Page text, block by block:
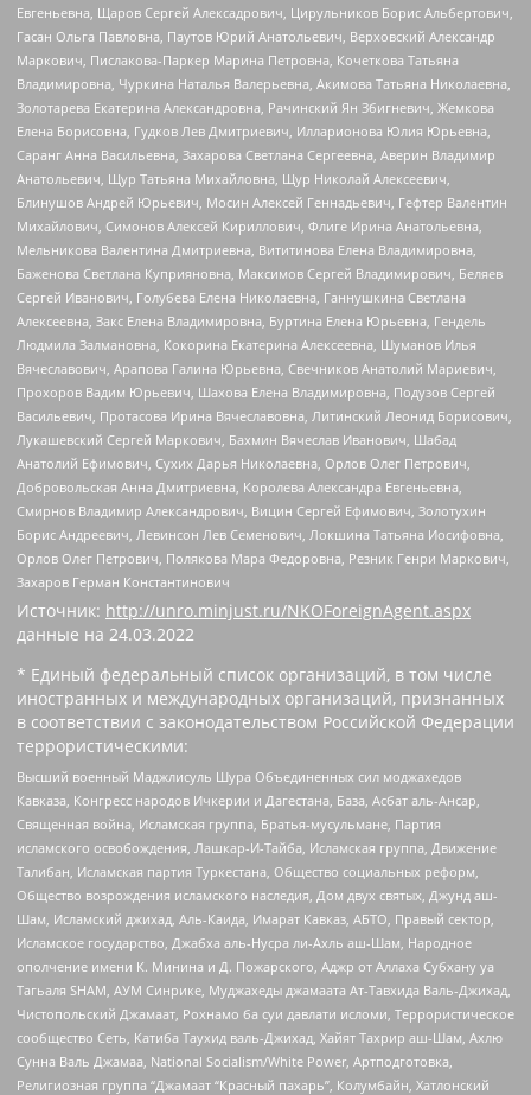
Евгеньевна, Щаров Сергей Алексадрович, Цирульников Борис Альбертович,
Гасан Ольга Павловна, Паутов Юрий Анатольевич, Верховский Александр
Маркович, Пислакова-Паркер Марина Петровна, Кочеткова Татьяна
Владимировна, Чуркина Наталья Валерьевна, Акимова Татьяна Николаевна,
Золотарева Екатерина Александровна, Рачинский Ян Збигневич, Жемкова
Елена Борисовна, Гудков Лев Дмитриевич, Илларионова Юлия Юрьевна,
Саранг Анна Васильевна, Захарова Светлана Сергеевна, Аверин Владимир
Анатольевич, Щур Татьяна Михайловна, Щур Николай Алексеевич,
Блинушов Андрей Юрьевич, Мосин Алексей Геннадьевич, Гефтер Валентин
Михайлович, Симонов Алексей Кириллович, Флиге Ирина Анатольевна,
Мельникова Валентина Дмитриевна, Вититинова Елена Владимировна,
Баженова Светлана Куприяновна, Максимов Сергей Владимирович, Беляев
Сергей Иванович, Голубева Елена Николаевна, Ганнушкина Светлана
Алексеевна, Закс Елена Владимировна, Буртина Елена Юрьевна, Гендель
Людмила Залмановна, Кокорина Екатерина Алексеевна, Шуманов Илья
Вячеславович, Арапова Галина Юрьевна, Свечников Анатолий Мариевич,
Прохоров Вадим Юрьевич, Шахова Елена Владимировна, Подузов Сергей
Васильевич, Протасова Ирина Вячеславовна, Литинский Леонид Борисович,
Лукашевский Сергей Маркович, Бахмин Вячеслав Иванович, Шабад
Анатолий Ефимович, Сухих Дарья Николаевна, Орлов Олег Петрович,
Добровольская Анна Дмитриевна, Королева Александра Евгеньевна,
Смирнов Владимир Александрович, Вицин Сергей Ефимович, Золотухин
Борис Андреевич, Левинсон Лев Семенович, Локшина Татьяна Иосифовна,
Орлов Олег Петрович, Полякова Мара Федоровна, Резник Генри Маркович,
Захаров Герман Константинович
Источник: http://unro.minjust.ru/NKOForeignAgent.aspx
данные на 24.03.2022
* Единый федеральный список организаций, в том числе
иностранных и международных организаций, признанных
в соответствии с законодательством Российской Федерации
террористическими:
Высший военный Маджлисуль Шура Объединенных сил моджахедов
Кавказа, Конгресс народов Ичкерии и Дагестана, База, Асбат аль-Ансар,
Священная война, Исламская группа, Братья-мусульмане, Партия
исламского освобождения, Лашкар-И-Тайба, Исламская группа, Движение
Талибан, Исламская партия Туркестана, Общество социальных реформ,
Общество возрождения исламского наследия, Дом двух святых, Джунд аш-
Шам, Исламский джихад, Аль-Каида, Имарат Кавказ, АБТО, Правый сектор,
Исламское государство, Джабха аль-Нусра ли-Ахль аш-Шам, Народное
ополчение имени К. Минина и Д. Пожарского, Аджр от Аллаха Субхану уа
Тагьаля SHAM, АУМ Синрике, Муджахеды джамаата Ат-Тавхида Валь-Джихад,
Чистопольский Джамаат, Рохнамо ба суи давлати исломи, Террористическое
сообщество Сеть, Катиба Таухид валь-Джихад, Хайят Тахрир аш-Шам, Ахлю
Сунна Валь Джамаа, National Socialism/White Power, Артподготовка,
Религиозная группа “Джамаат “Красный пахарь”, Колумбайн, Хатлонский